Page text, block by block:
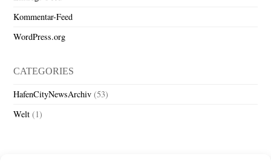
Kommentar-Feed
WordPress.org
CATEGORIES
HafenCityNewsArchiv (53)
Welt (1)